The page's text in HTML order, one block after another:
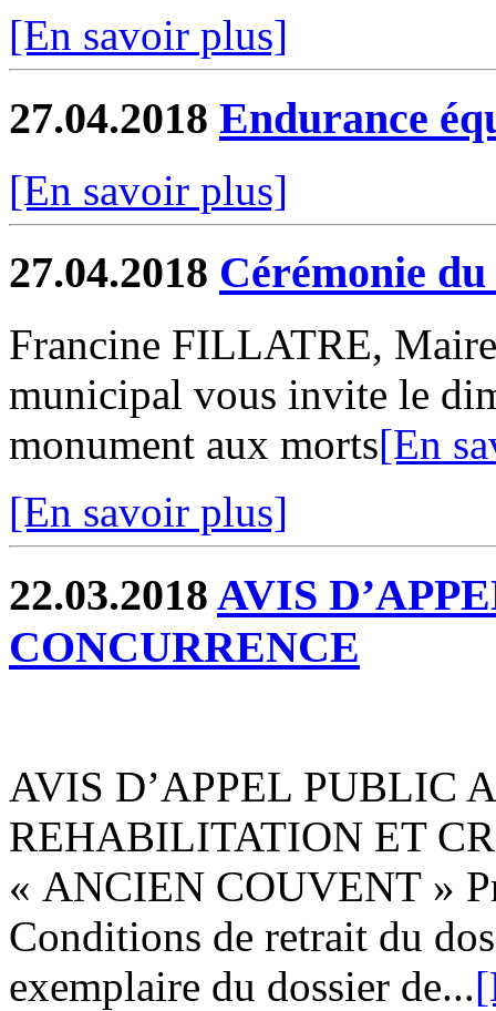
[En savoir plus]
27.04.2018 Endurance
[En savoir plus]
27.04.2018 Cérémonie
Francine FILLATRE,
municipal vous invite le
monument aux morts[En
[En savoir plus]
22.03.2018 AVIS
CONCURRENCE
AVIS D’APPEL PUBLIC
REHABILITATION ET
« ANCIEN COUVENT »
Conditions de retrait du
exemplaire du dossier de...